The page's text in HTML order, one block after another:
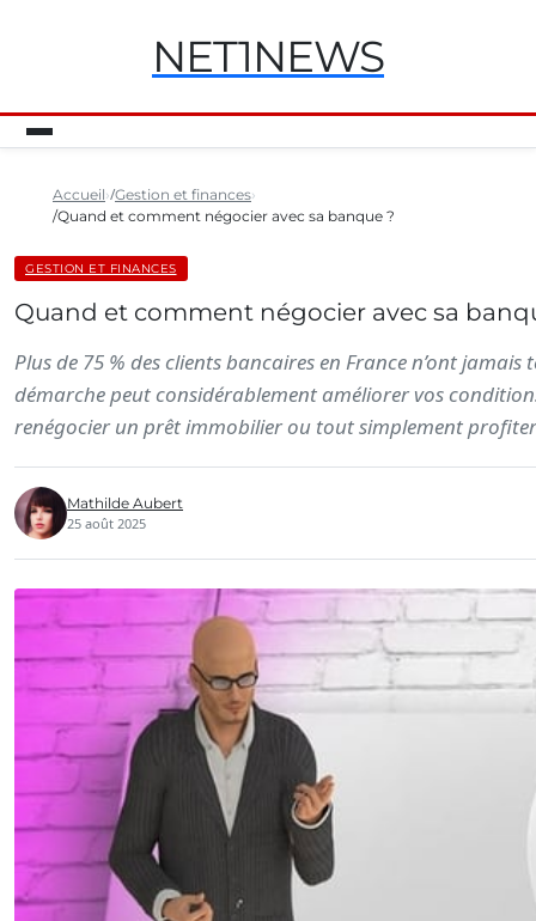
NET1NEWS
Accueil Gestion et finances
Quand et comment négocier avec sa banque ?
GESTION ET FINANCES
Quand et comment négocier avec sa
Plus de 75 % des clients bancaires en France n’ont
démarche peut considérablement améliorer vos
renégocier un prêt immobilier ou tout simplement
Mathilde Aubert
25 août 2025